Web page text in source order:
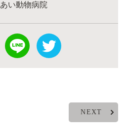
あい動物病院
NEXT